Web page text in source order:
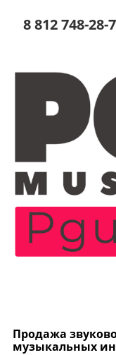
8 812 748-28-
Продажа
музыкальных